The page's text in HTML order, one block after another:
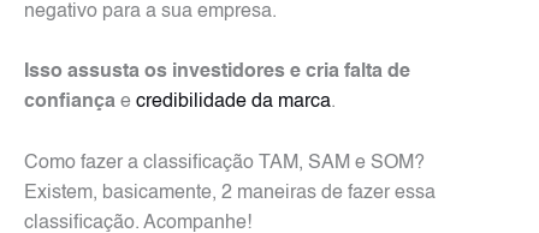
negativo para a sua empresa.
Isso assusta os investidores e cria falta de
confiança e credibilidade da marca.
Como fazer a classificação TAM, SAM e SOM?
Existem, basicamente, 2 maneiras de fazer essa
classificação. Acompanhe!